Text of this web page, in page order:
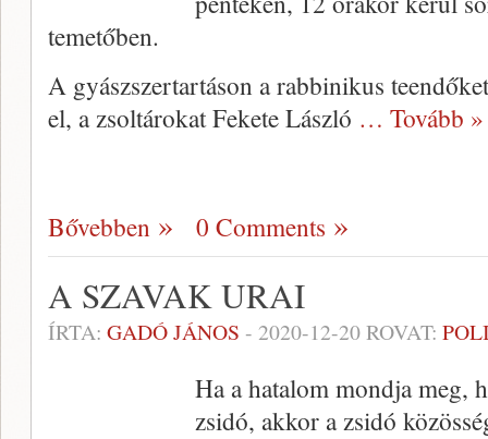
temetőben.
A gyászszertartáson a rabbinikus
el, a zsoltárokat Fekete László … Tovább »
Bővebben 0 Comments
A SZAVAK URAI
ÍRTA: GADÓ JÁNOS - 2020-12-20ROVAT:
Ha a hatalom mondja meg,
zsidó, akkor a zsidó